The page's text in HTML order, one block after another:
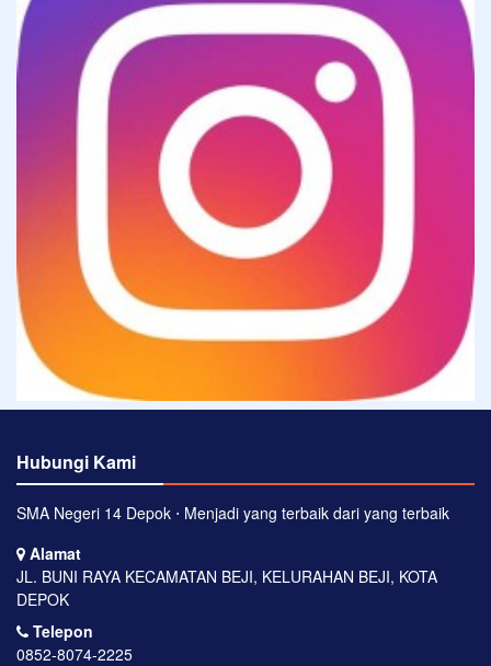
Hubungi Kami
SMA Negeri 14 Depok ⋅ Menjadi yang terbaik dari yang terbaik
Alamat
JL. BUNI RAYA KECAMATAN BEJI, KELURAHAN BEJI, KOTA
DEPOK
Telepon
0852-8074-2225